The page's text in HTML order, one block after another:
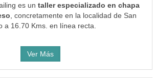
es un taller especializado en chapa
, concretamente en la localidad de San
a 16.70 Kms. en línea recta.
Ver Más